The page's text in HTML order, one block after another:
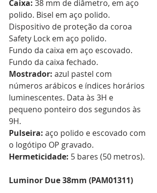
Caixa: 38 mm de diâmetro, em aço
polido. Bisel em aço polido.
Dispositivo de proteção da coroa
Safety Lock em aço polido.
Fundo da caixa em aço escovado.
Fundo da caixa fechado.
Mostrador: azul pastel com
números arábicos e índices horários
luminescentes. Data às 3H e
pequeno ponteiro dos segundos às
9H.
Pulseira: aço polido e escovado com
o logótipo OP gravado.
Hermeticidade: 5 bares (50 metros).
Luminor Due 38mm (PAM01311)